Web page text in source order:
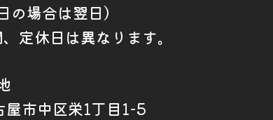
場合は翌日）
定休日は異なります。
市中区栄1丁目1-5